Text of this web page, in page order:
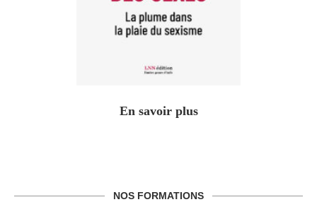
En savoir plus
NOS FORMATIONS